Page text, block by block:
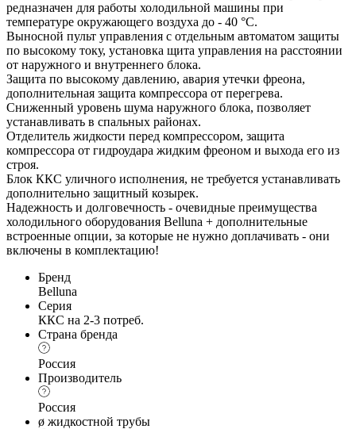
редназначен для работы холодильной машины при
температуре окружающего воздуха до - 40 °С.
Выносной пульт управления с отдельным автоматом защиты
по высокому току, установка щита управления на расстоянии
от наружного и внутреннего блока.
Защита по высокому давлению, авария утечки фреона,
дополнительная защита компрессора от перегрева.
Сниженный уровень шума наружного блока, позволяет
устанавливать в спальных районах.
Отделитель жидкости перед компрессором, защита
компрессора от гидроудара жидким фреоном и выхода его из
строя.
Блок ККС уличного исполнения, не требуется устанавливать
дополнительно защитный козырек.
Надежность и долговечность - очевидные преимущества
холодильного оборудования Belluna + дополнительные
встроенные опции, за которые не нужно доплачивать - они
включены в комплектацию!
Бренд
Belluna
Серия
ККС на 2-3 потреб.
Страна бренда
Россия
Производитель
Россия
ø жидкостной трубы